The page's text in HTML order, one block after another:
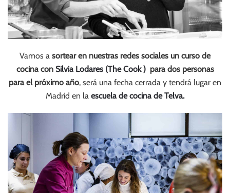
Vamos a sortear en nuestras redes sociales un curso de
cocina con Silvia Lodares (The Cook )para dos personas
para el próximo año, será una fecha cerrada y tendrá lugar en
Madrid en la escuela de cocina de Telva.